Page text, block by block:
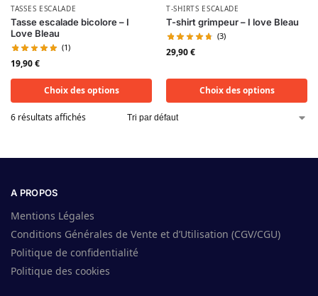
TASSES ESCALADE
Tasse escalade bicolore – I
Love Bleau
(1)
19,90€
Choix des options
T-SHIRTS ESCALADE
T-shirt grimpeur – I love Bleau
(3)
29,90€
Choix des options
6 résultats affichés
A PROPOS
Mentions Légales
Conditions Générales de Vente et d’Utilisation (CGV/CGU)
Politique de confidentialité
Politique des cookies